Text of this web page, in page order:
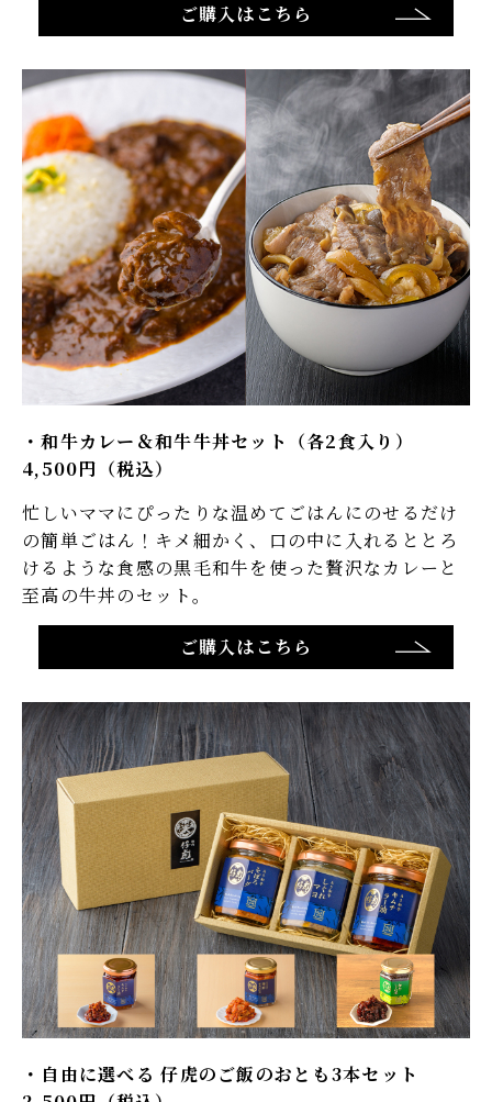
ご購入はこちら
和牛カレー＆和牛牛丼セット（各2食入り）​
4,500円（税込）
忙しいママにぴったりな温めてごはんにのせるだけ
の簡単ごはん！キメ細かく、口の中に入れるととろ
けるような食感の黒毛和牛を使った贅沢なカレーと
至高の牛丼のセット。​
ご購入はこちら
自由に選べる 仔虎のご飯のおとも3本セット